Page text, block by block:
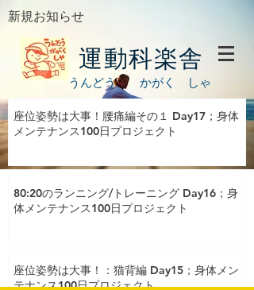
新規お知らせ
運動科楽舎
うんどう かがく しゃ
座位姿勢は大事！腰痛編その１ Day17；身体
メンテナンス100日プロジェクト
80:20のランニング/トレーニング Day16；身
体メンテナンス100日プロジェクト
座位姿勢は大事！：猫背編 Day15；身体メン
テナンス100日プロジェクト